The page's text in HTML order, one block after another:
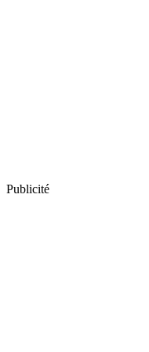
Publicité